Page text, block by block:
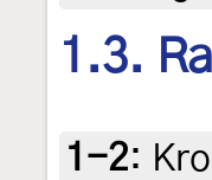
1.3.
1-2: